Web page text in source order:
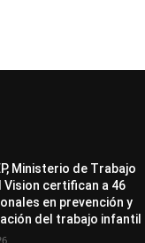
Ministerio de Trabajo
Vision certifican a 46
en prevención y
del trabajo infantil